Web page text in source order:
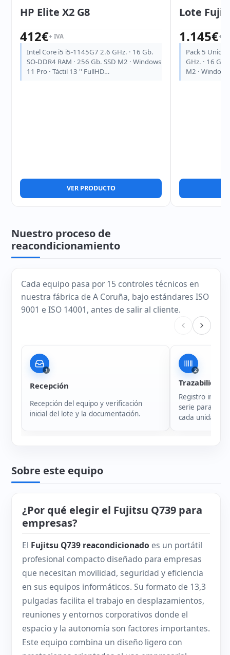
HP Elite X2 G8
412€+ IVA
Intel Core i5 i5-1145G7 2.6 GHz. · 16 Gb.
SO-DDR4 RAM · 256 Gb. SSD M2 · Windows
11 Pro · Táctil 13 '' FullHD…
VER PRODUCTO
Lote
1.145€+
Pack 5
GHz. · 16 Gb.
M2 ·
Nuestro proceso de
reacondicionamiento
Cada equipo pasa por 15 controles técnicos en
nuestra fábrica de A Coruña, bajo estándares ISO
9001 e ISO 14001, antes de salir al cliente.
1
Recepción
Recepción del equipo y verificación
inicial del lote y la documentación.
2
Trazabilidad
Registro
serie para
cada unidad.
Sobre este equipo
¿Por qué elegir el Fujitsu Q739 para
empresas?
El Fujitsu Q739 reacondicionado es un portátil
profesional compacto diseñado para empresas
que necesitan movilidad, seguridad y eficiencia
en sus equipos informáticos. Su formato de 13,3
pulgadas facilita el trabajo en desplazamientos,
reuniones y entornos corporativos donde el
espacio y la autonomía son factores importantes.
Este equipo combina un diseño ligero con